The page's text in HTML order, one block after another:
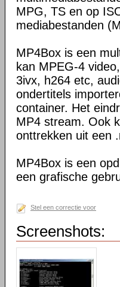
MPG, TS en op
mediabestanden
MP4Box is een
kan MPEG-4
3ivx, h264 etc,
ondertitels
container. Het
MP4 stream. Ook
onttrekken uit een
MP4Box is een
een grafische
Stel een correctie voor
Screenshots: